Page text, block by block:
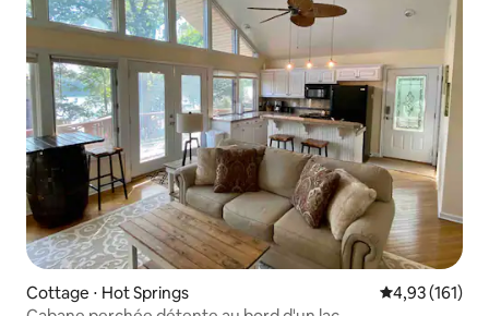
Cottage ⋅ Hot Springs Évaluation
4,93 (161)